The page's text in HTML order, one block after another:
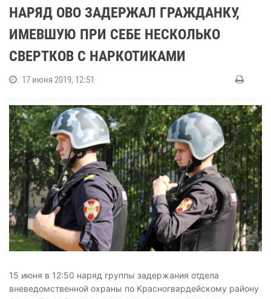
НАРЯД ОВО ЗАДЕРЖАЛ ГРАЖДАНКУ,
ИМЕВШУЮ ПРИ СЕБЕ НЕСКОЛЬКО
СВЕРТКОВ С НАРКОТИКАМИ
17 июня 2019, 12:51
15 июня в 12:50 наряд группы задержания отдела
вневедомственной охраны по Красногвардейскому району